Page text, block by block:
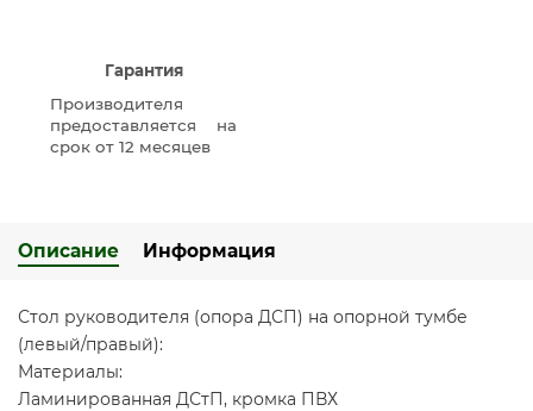
Гарантия
Производителя
предоставляется на
срок от 12 месяцев
Описание Информация
Стол руководителя (опора ДСП) на опорной тумбе
(левый/правый):
Материалы:
Ламинированная ДСтП, кромка ПВХ